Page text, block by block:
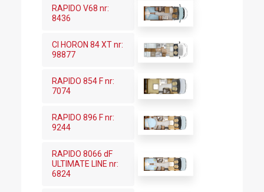
RAPIDO V68 nr:
8436
CI HORON 84 XT nr:
98877
RAPIDO 854 F nr:
7074
RAPIDO 896 F nr:
9244
RAPIDO 8066 dF
ULTIMATE LINE nr:
6824